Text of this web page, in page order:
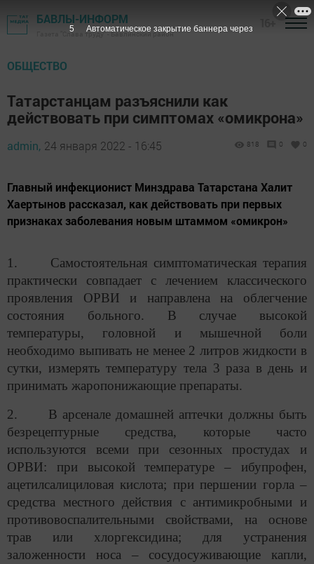
БАВЛЫ-ИНФОРМ
Газета "Слава труду" - Бавлинский район
ОБЩЕСТВО
Татарстанцам разъяснили как
действовать при симптомах «омикрона»
admin, 24 января 2022 - 16:45 818 0 0
Главный инфекционист Минздрава Татарстана Халит
Хаертынов рассказал, как действовать при первых
признаках заболевания новым штаммом «омикрон»
1. Самостоятельная симптоматическая терапия
практически совпадает с лечением классического
проявления ОРВИ и направлена на облегчение
состояния больного. В случае высокой
температуры, головной и мышечной боли
необходимо выпивать не менее 2 литров жидкости в
сутки, измерять температуру тела 3 раза в день и
принимать жаропонижающие препараты.
2. В арсенале домашней аптечки должны быть
безрецептурные средства, которые часто
используются всеми при сезонных простудах и
ОРВИ: при высокой температуре – ибупрофен,
ацетилсалициловая кислота; при першении горла –
средства местного действия с антимикробными и
противовоспалительными свойствами, на основе
трав или хлоргексидина; для устранения
заложенности носа – сосудосуживающие капли,
4 Автоматическое закрытие баннера через